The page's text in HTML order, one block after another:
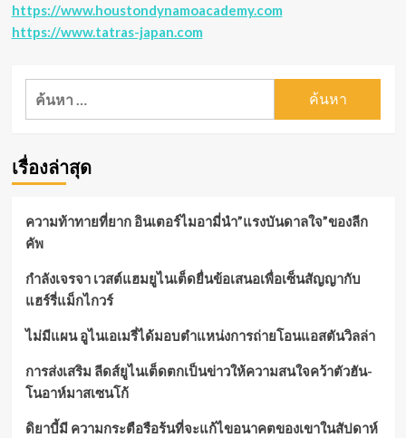
https://www.houstondynamoacademy.com
https://www.tatras-japan.com
ค้นหา
เรื่องล่าสุด
ความท้าทายที่ยาก อินเตอร์ไมอามี่นำ”แรงบันดาลใจ”ของลีก
คัพ
กำลังเจรจา เวสต์แฮมยูไนเต็ดยื่นข้อเสนอเพื่อเซ็นสัญญากับ
แฮร์รี่แม็กไกวร์
ไม่มีแผน อูไนเอเมรี่ได้มอบตำแหน่งการถ่ายโอนแอสตันวิลล่า
การส่งเสริม ลีดส์ยูไนเต็ดตกเป็นข่าวให้ความสนใจคว้าตัวฮัน-
โนอาห์มาสเซนโก้
ดิยาบี้มี ความกระตือรือร้นที่จะแก้ไขอนาคตของเขาในสัปดาห์